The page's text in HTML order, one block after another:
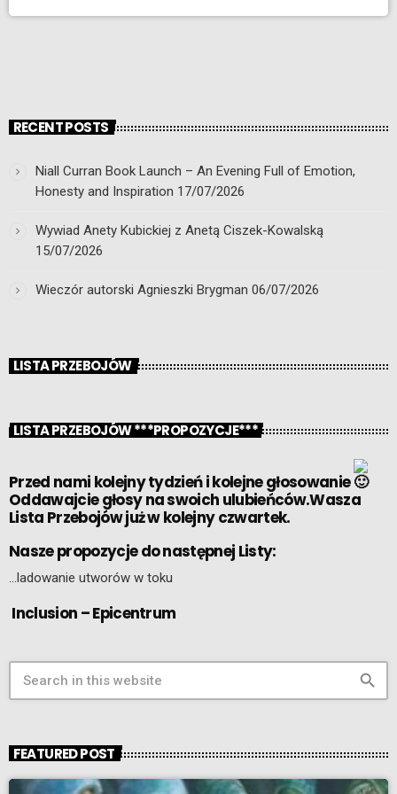
RECENT POSTS
Niall Curran Book Launch – An Evening Full of Emotion,
Honesty and Inspiration 17/07/2026
Wywiad Anety Kubickiej z Anetą Ciszek-Kowalską
15/07/2026
Wieczór autorski Agnieszki Brygman 06/07/2026
LISTA PRZEBOJÓW
LISTA PRZEBOJÓW ***PROPOZYCJE***
Przed nami kolejny tydzień i kolejne głosowanie
Oddawajcie głosy na swoich ulubieńców.Wasza
Lista Przebojów już w kolejny czwartek.
Nasze propozycje do następnej Listy:
…ladowanie utworów w toku
Inclusion – Epicentrum
search
FEATURED POST